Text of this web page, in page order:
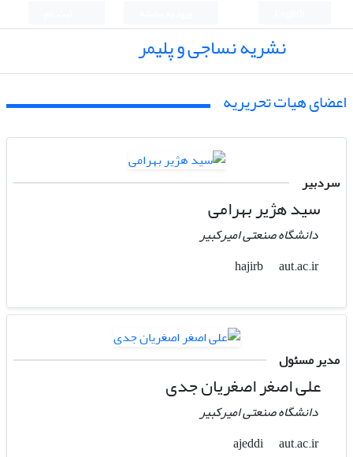
نشریه نساجی و پلیمر
اعضای هیات تحریریه
سردبیر
سید هژیر بهرامی
دانشگاه صنعتی امیرکبیر
hajirb
aut.ac.ir
مدیر مسئول
علی اصغر اصغریان جدی
دانشگاه صنعتی امیرکبیر
ajeddi
aut.ac.ir